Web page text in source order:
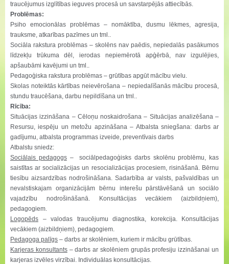
traucējumus izglītības ieguves procesā un savstarpējās attiecībās.
Problēmas:
Psiho emocionālas problēmas – nomāktība, dusmu lēkmes, agresija,
trauksme, atkarības pazīmes un tml..
Sociāla rakstura problēmas – skolēns nav paēdis, nepiedalās pasākumos
līdzekļu trūkuma dēl, ierodas nepiemērotā apģērbā, nav izgulējies,
apšaubāmi kavējumi un tml..
Pedagoģiska rakstura problēmas – grūtības apgūt mācību vielu.
Skolas noteiktās kārtības neievērošana – nepiedalīšanās mācību procesā,
stundu traucēšana, darbu nepildīšana un tml..
Rīcība:
Situācijas izzināšana – Cēloņu noskaidrošana – Situācijas analizēšana –
Resursu, iespēju un metožu apzināšana – Atbalsta sniegšana: darbs ar
gadījumu, atbalsta programmas izveide, preventīvais darbs
Atbalstu sniedz:
Sociālais pedagogs– sociālpedagoģisks darbs skolēnu problēmu, kas
saistītas ar socializācijas un resocializācijas procesiem, risināšanā. Bērnu
tiesību aizsardzības nodrošināšana. Sadarbība ar valsts, pašvaldības un
nevalstiskajam organizācijām bērnu interešu pārstāvēšanā un sociālo
vajadzību nodrošināšanā. Konsultācijas vecākiem (aizbildņiem),
pedagogiem.
Logopēds – valodas traucējumu diagnostika, korekcija. Konsultācijas
vecākiem (aizbildņiem), pedagogiem.
Pedagoga palīgs – darbs ar skolēniem, kuriem ir mācību grūtības.
Karjeras konsultants– darbs ar skolēniem grupās profesiju izzināšanai un
karjeras izvēles virzībai. Individuālas konsultācijas.